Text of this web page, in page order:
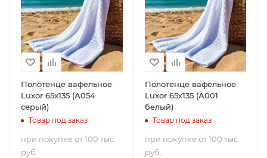
Полотенце вафельное
Luxor 65х135 (А054
серый)
Товар под заказ
при покупке от 100 тыс.
руб.
Полотенце вафельное
Luxor 65х135 (А001
белый)
Товар под заказ
при покупке от 100 тыс.
руб.